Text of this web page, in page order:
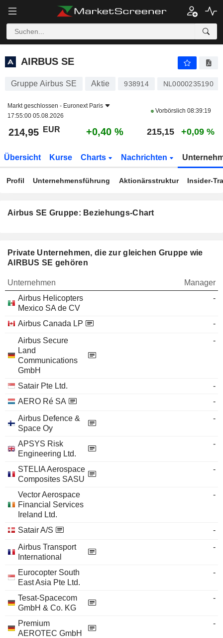
AIRBUS SE
AIRBUS SE
Gruppe Airbus SE Aktie 938914 NL0000235190
Markt geschlossen - Euronext Paris
17:55:00 05.08.2026
Vorbörslich 08:39:19
214,95 EUR +0,40 % 215,15 +0,09 %
Übersicht Kurse Charts Nachrichten
Profil Unternehmensführung Aktionärsstruktur Insider-
Airbus SE Gruppe: Beziehungs-Chart
Private Unternehmen, die zur gleichen Gruppe wie
AIRBUS SE gehören
Unternehmen
Manager
Airbus Helicopters
Mexico SA de CV
-
Airbus Canada LP
-
Airbus Secure
Land
Communications
GmbH
-
Satair Pte Ltd.
-
AERO Ré SA
-
Airbus Defence &
Space Oy
-
APSYS Risk
Engineering Ltd.
-
STELIA Aerospace
Composites SASU
-
Vector Aerospace
Financial Services
Ireland Ltd.
-
Satair A/S
-
Airbus Transport
International
-
Eurocopter South
East Asia Pte Ltd.
-
Tesat-Spacecom
GmbH & Co. KG
-
Premium
AEROTEC GmbH
-